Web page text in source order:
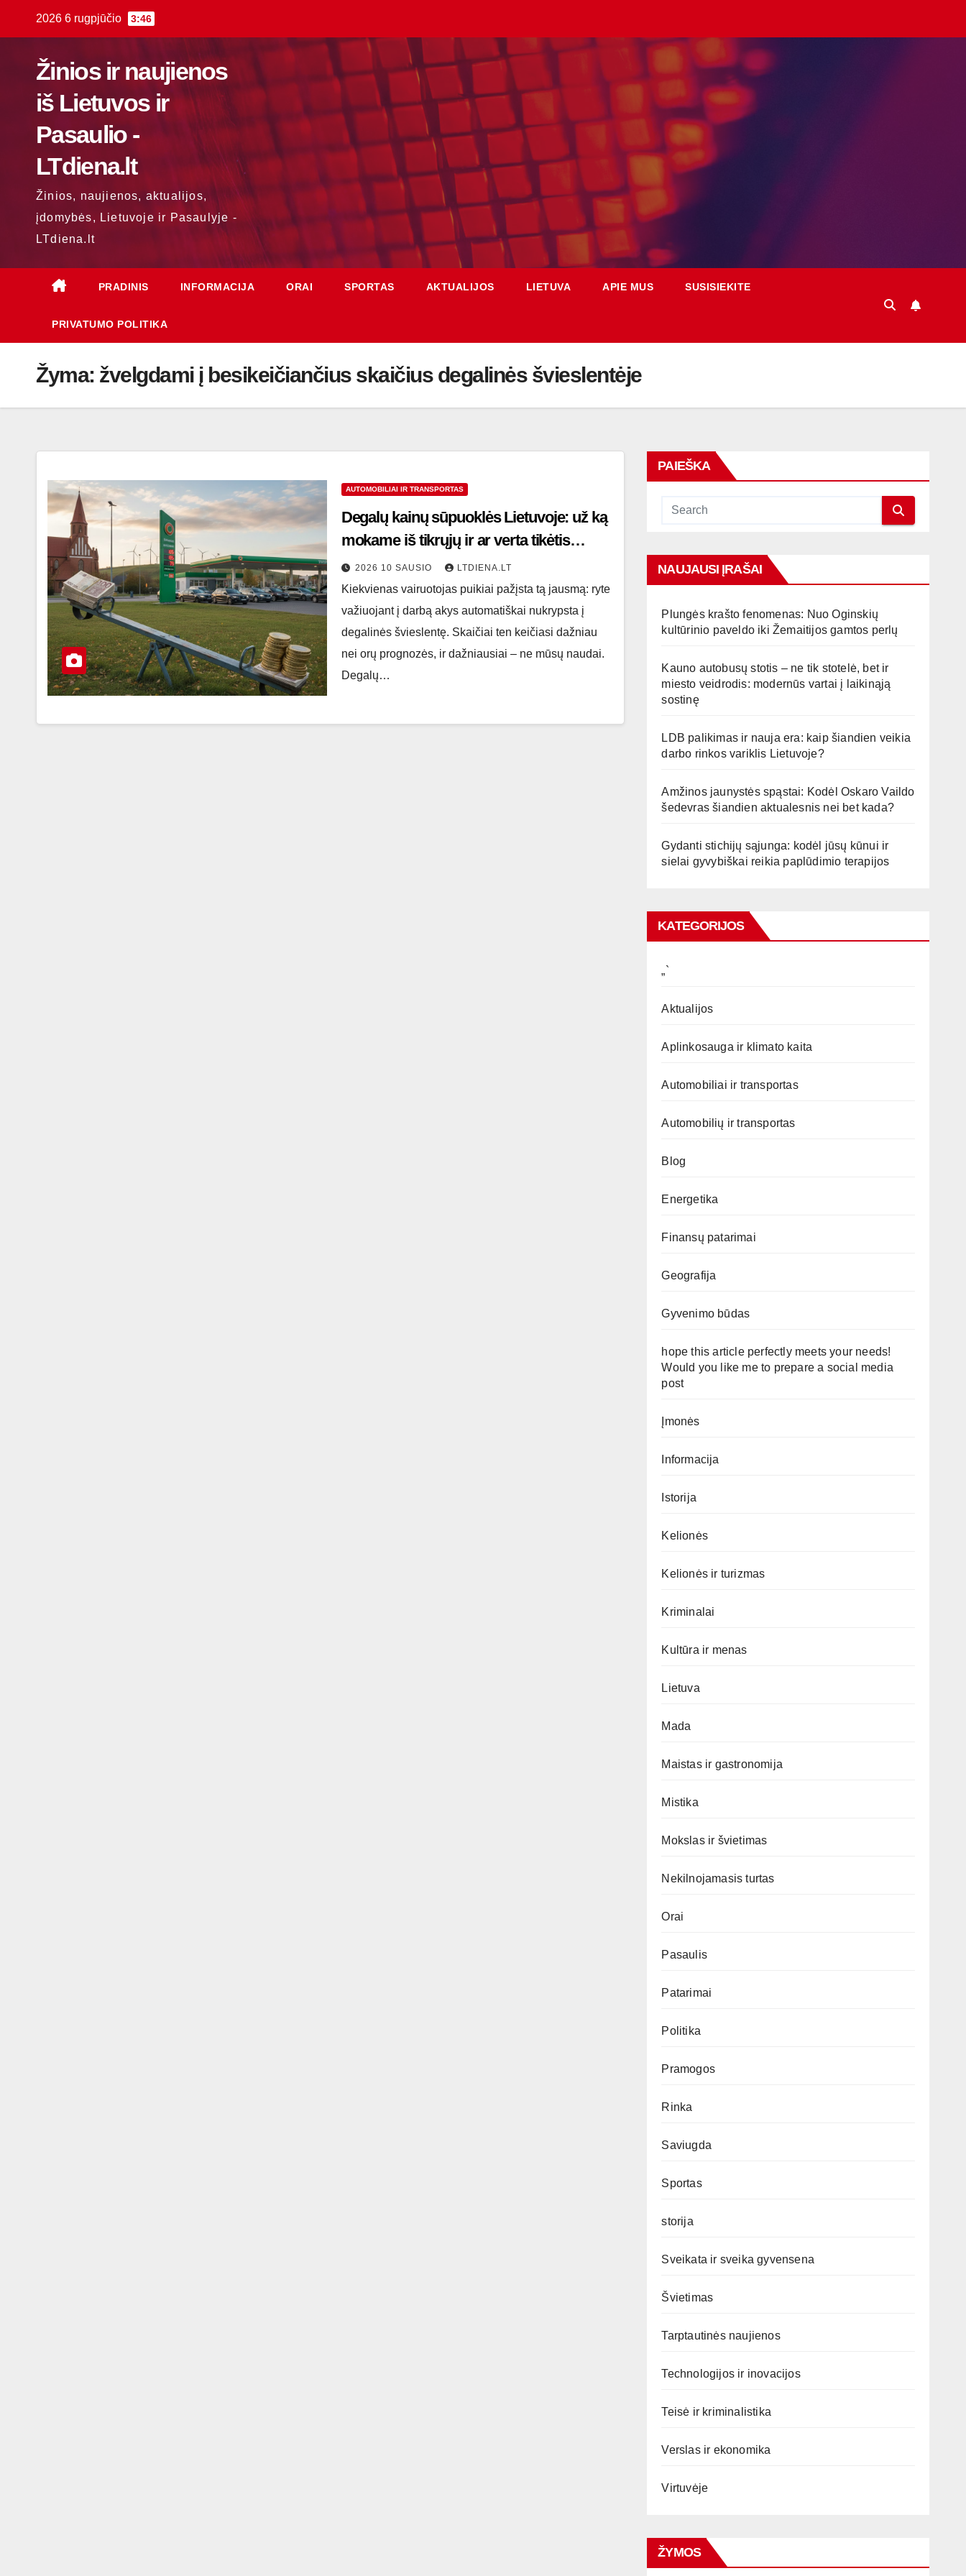
2026 6 rugpjūčio 3:46
Žinios ir naujienos
iš Lietuvos ir
Pasaulio -
LTdiena.lt
Žinios, naujienos, aktualijos,
įdomybės, Lietuvoje ir Pasaulyje -
LTdiena.lt
PRADINIS INFORMACIJA ORAI SPORTAS AKTUALIJOS LIETUVA APIE MUS SUSISIEKITE
PRIVATUMO POLITIKA
Žyma: žvelgdami į besikeičiančius skaičius degalinės švieslentėje
AUTOMOBILIAI IR TRANSPORTAS
Degalų kainų sūpuoklės Lietuvoje: už ką
mokame iš tikrųjų ir ar verta tikėtis
pigesnio rytojaus?
2026 10 SAUSIO LTDIENA.LT
Kiekvienas vairuotojas puikiai pažįsta tą jausmą: ryte
važiuojant į darbą akys automatiškai nukrypsta į
degalinės švieslentę. Skaičiai ten keičiasi dažniau
nei orų prognozės, ir dažniausiai – ne mūsų naudai.
Degalų…
PAIEŠKA
NAUJAUSI ĮRAŠAI
Plungės krašto fenomenas: Nuo Oginskių
kultūrinio paveldo iki Žemaitijos gamtos perlų
Kauno autobusų stotis – ne tik stotelė, bet ir
miesto veidrodis: modernūs vartai į laikinąją
sostinę
LDB palikimas ir nauja era: kaip šiandien veikia
darbo rinkos variklis Lietuvoje?
Amžinos jaunystės spąstai: Kodėl Oskaro Vaildo
šedevras šiandien aktualesnis nei bet kada?
Gydanti stichijų sąjunga: kodėl jūsų kūnui ir
sielai gyvybiškai reikia paplūdimio terapijos
KATEGORIJOS
„`
Aktualijos
Aplinkosauga ir klimato kaita
Automobiliai ir transportas
Automobilių ir transportas
Blog
Energetika
Finansų patarimai
Geografija
Gyvenimo būdas
hope this article perfectly meets your needs!
Would you like me to prepare a social media
post
Įmonės
Informacija
Istorija
Kelionės
Kelionės ir turizmas
Kriminalai
Kultūra ir menas
Lietuva
Mada
Maistas ir gastronomija
Mistika
Mokslas ir švietimas
Nekilnojamasis turtas
Orai
Pasaulis
Patarimai
Politika
Pramogos
Rinka
Saviugda
Sportas
storija
Sveikata ir sveika gyvensena
Švietimas
Tarptautinės naujienos
Technologijos ir inovacijos
Teisė ir kriminalistika
Verslas ir ekonomika
Virtuvėje
ŽYMOS